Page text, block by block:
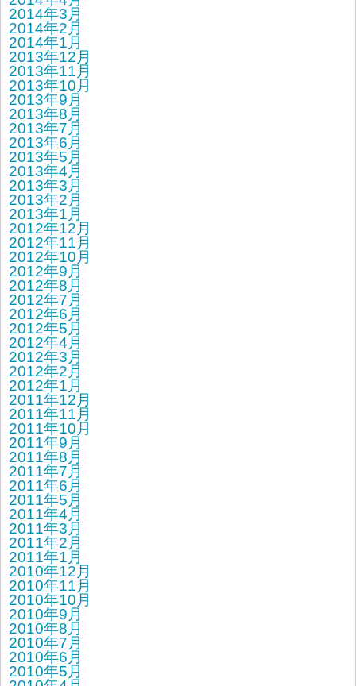
2014年3月
2014年2月
2014年1月
2013年12月
2013年11月
2013年10月
2013年9月
2013年8月
2013年7月
2013年6月
2013年5月
2013年4月
2013年3月
2013年2月
2013年1月
2012年12月
2012年11月
2012年10月
2012年9月
2012年8月
2012年7月
2012年6月
2012年5月
2012年4月
2012年3月
2012年2月
2012年1月
2011年12月
2011年11月
2011年10月
2011年9月
2011年8月
2011年7月
2011年6月
2011年5月
2011年4月
2011年3月
2011年2月
2011年1月
2010年12月
2010年11月
2010年10月
2010年9月
2010年8月
2010年7月
2010年6月
2010年5月